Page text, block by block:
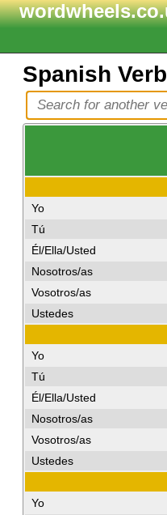
Spanish
Yo
Tú
Él/Ella/Usted
Nosotros/as
Vosotros/as
Ustedes
Yo
Tú
Él/Ella/Usted
Nosotros/as
Vosotros/as
Ustedes
Yo